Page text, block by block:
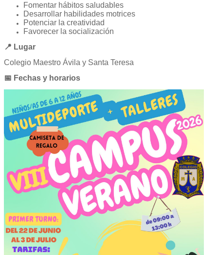
Fomentar hábitos saludables
Desarrollar habilidades motrices
Potenciar la creatividad
Favorecer la socialización
📍 Lugar
Colegio Maestro Ávila y Santa Teresa
📅 Fechas y horarios